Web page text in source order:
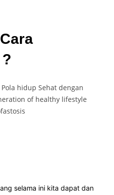
hidup Sehat dengan
of healthy lifestyle
selama ini kita dapat dan